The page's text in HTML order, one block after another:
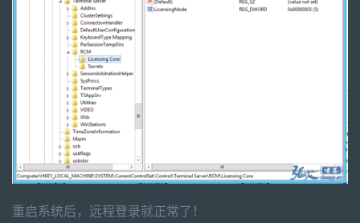
重启系统后，远程登录就正常了！